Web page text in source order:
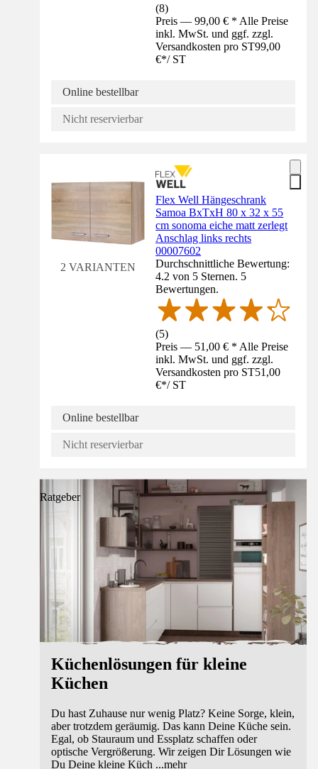
(8)
Preis — 99,00 € * Alle Preise
inkl. MwSt. und ggf. zzgl.
Versandkosten pro ST99,00
€*/ ST
Online bestellbar
Nicht reservierbar
2 VARIANTEN
Flex Well Hängeschrank
Samoa BxTxH 80 x 32 x 55
cm sonoma eiche matt zerlegt
Anschlag links rechts
00007602
Durchschnittliche Bewertung:
4.2 von 5 Sternen. 5
Bewertungen.
(5)
Preis — 51,00 € * Alle Preise
inkl. MwSt. und ggf. zzgl.
Versandkosten pro ST51,00
€*/ ST
Online bestellbar
Nicht reservierbar
Ratgeber
Küchenlösungen für kleine
Küchen
Du hast Zuhause nur wenig Platz? Keine Sorge, klein,
aber trotzdem geräumig. Das kann Deine Küche sein.
Egal, ob Stauraum und Essplatz schaffen oder
optische Vergrößerung. Wir zeigen Dir Lösungen wie
Du Deine kleine Küch ...mehr